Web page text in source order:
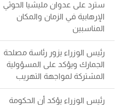
سترد على عدوان مليشيا الحوثي
الإرهابية في الزمان والمكان
المناسبين
رئيس الوزراء يزور رئاسة مصلحة
الجمارك ويؤكد على المسؤولية
المشتركة لمواجهة التهريب
رئيس الوزراء يؤكد أن الحكومة